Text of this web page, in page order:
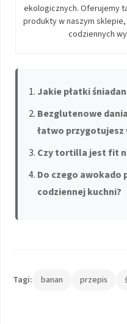
ekologicznych. Oferujemy
produkty w naszym
codziennych
Jakie płatki
Bezglutenowe
łatwo przygotujesz
Czy tortilla jest fit
Do czego awokado
codziennej kuchni?
Tagi: banan przepis